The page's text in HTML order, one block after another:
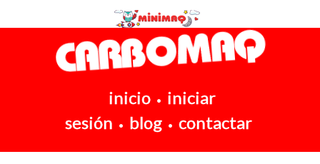
inicio • iniciar
sesión • blog • contactar